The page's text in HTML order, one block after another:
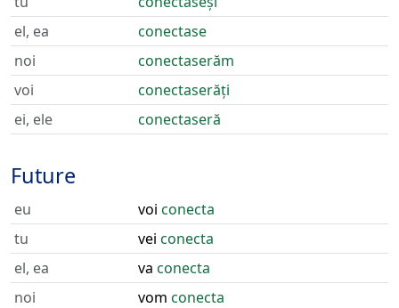
el, ea
conectase
noi
conectaserăm
voi
conectaserăți
ei, ele
conectaseră
Future
eu voi conecta
tu
vei conecta
el, ea
va conecta
noi
vom conecta